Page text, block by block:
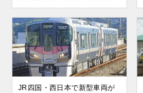
JR四国・西日本で新型車両が